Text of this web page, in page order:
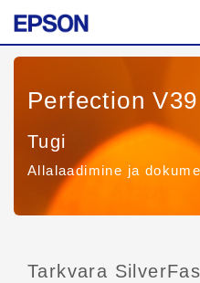
Perfection V39
Tugi
Allalaadimine ja
Tarkvara